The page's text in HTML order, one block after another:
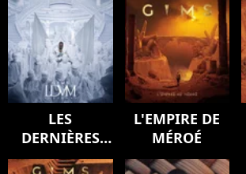
LES
DERNIÈRES
VOLONTÉS DE
L'EMPIRE DE
MÉROÉ